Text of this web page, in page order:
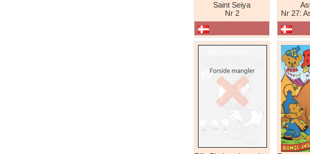
Saint Seiya
Nr 2
Nr 27: